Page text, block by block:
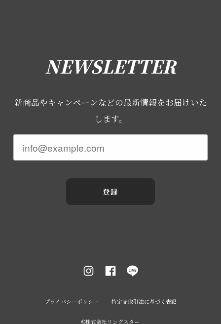
NEWSLETTER
新商品やキャンペーンなどの最新情報をお届けいた
します。
登録
プライバシーポリシー 特定商取引法に基づく表記
©︎株式会社リングスター